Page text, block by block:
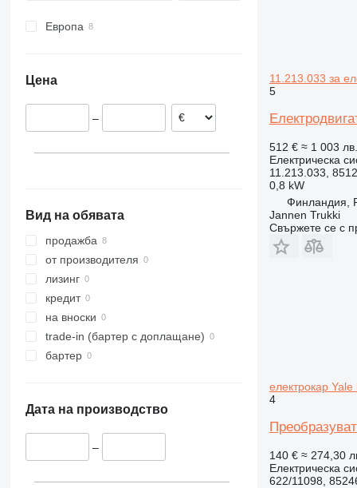
Европа
Цена
–
Вид на обявата
продажба
от производителя
лизинг
кредит
на вноски
trade-in (бартер с доплащане)
бартер
Дата на производство
–
11.213.033 за
5
512 € ≈ 1 003 лв.
Електрическа
11.213.033,
0,8 kW
Финландия,
Jannen Trukki
Свържете се с
електрокар
4
140 € ≈ 274,30
Електрическа
622/11098,